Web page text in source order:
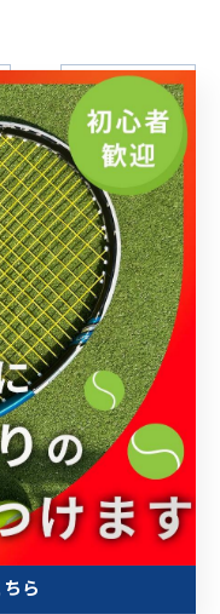
次のページ >
Categories
ャビン大宮店
ャビン柏店
ら